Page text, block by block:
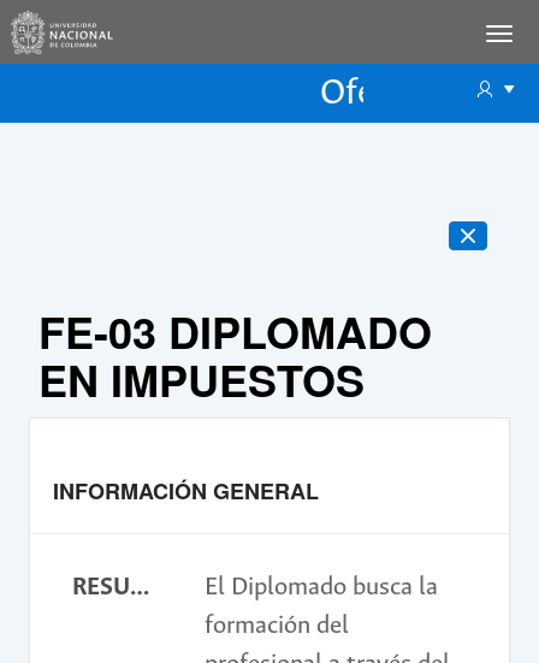
Oferta
FE-03 DIPLOMADO
EN IMPUESTOS
INFORMACIÓN GENERAL
RESUMEN
El Diplomado busca la
formación del